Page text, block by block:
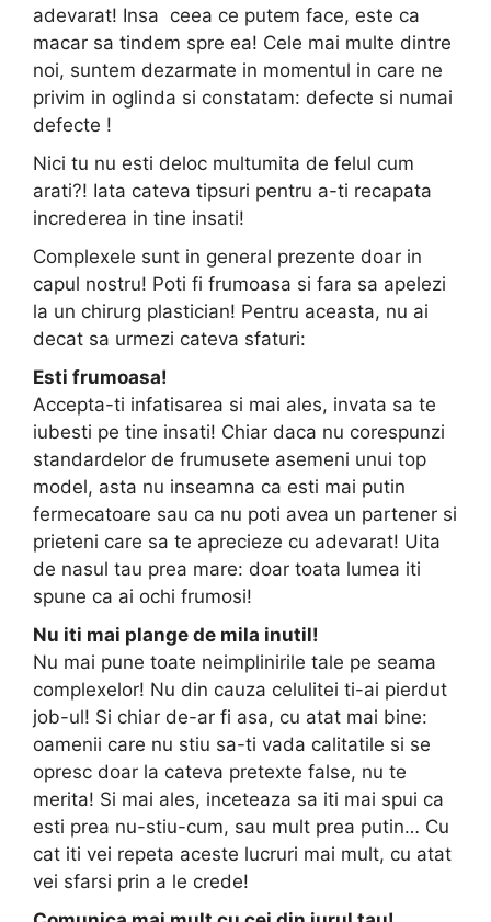
adevarat! Insa ceea ce putem face, este ca
macar sa tindem spre ea! Cele mai multe dintre
noi, suntem dezarmate in momentul in care ne
privim in oglinda si constatam: defecte si numai
defecte !
Nici tu nu esti deloc multumita de felul cum
arati?! Iata cateva tipsuri pentru a-ti recapata
increderea in tine insati!
Complexele sunt in general prezente doar in
capul nostru! Poti fi frumoasa si fara sa apelezi
la un chirurg plastician! Pentru aceasta, nu ai
decat sa urmezi cateva sfaturi:
Esti frumoasa!
Accepta-ti infatisarea si mai ales, invata sa te
iubesti pe tine insati! Chiar daca nu corespunzi
standardelor de frumusete asemeni unui top
model, asta nu inseamna ca esti mai putin
fermecatoare sau ca nu poti avea un partener si
prieteni care sa te aprecieze cu adevarat! Uita
de nasul tau prea mare: doar toata lumea iti
spune ca ai ochi frumosi!
Nu iti mai plange de mila inutil!
Nu mai pune toate neimplinirile tale pe seama
complexelor! Nu din cauza celulitei ti-ai pierdut
job-ul! Si chiar de-ar fi asa, cu atat mai bine:
oamenii care nu stiu sa-ti vada calitatile si se
opresc doar la cateva pretexte false, nu te
merita! Si mai ales, inceteaza sa iti mai spui ca
esti prea nu-stiu-cum, sau mult prea putin… Cu
cat iti vei repeta aceste lucruri mai mult, cu atat
vei sfarsi prin a le crede!